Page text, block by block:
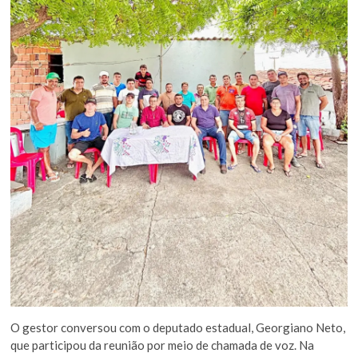
O gestor conversou com o deputado estadual, Georgiano Neto,
que participou da reunião por meio de chamada de voz. Na